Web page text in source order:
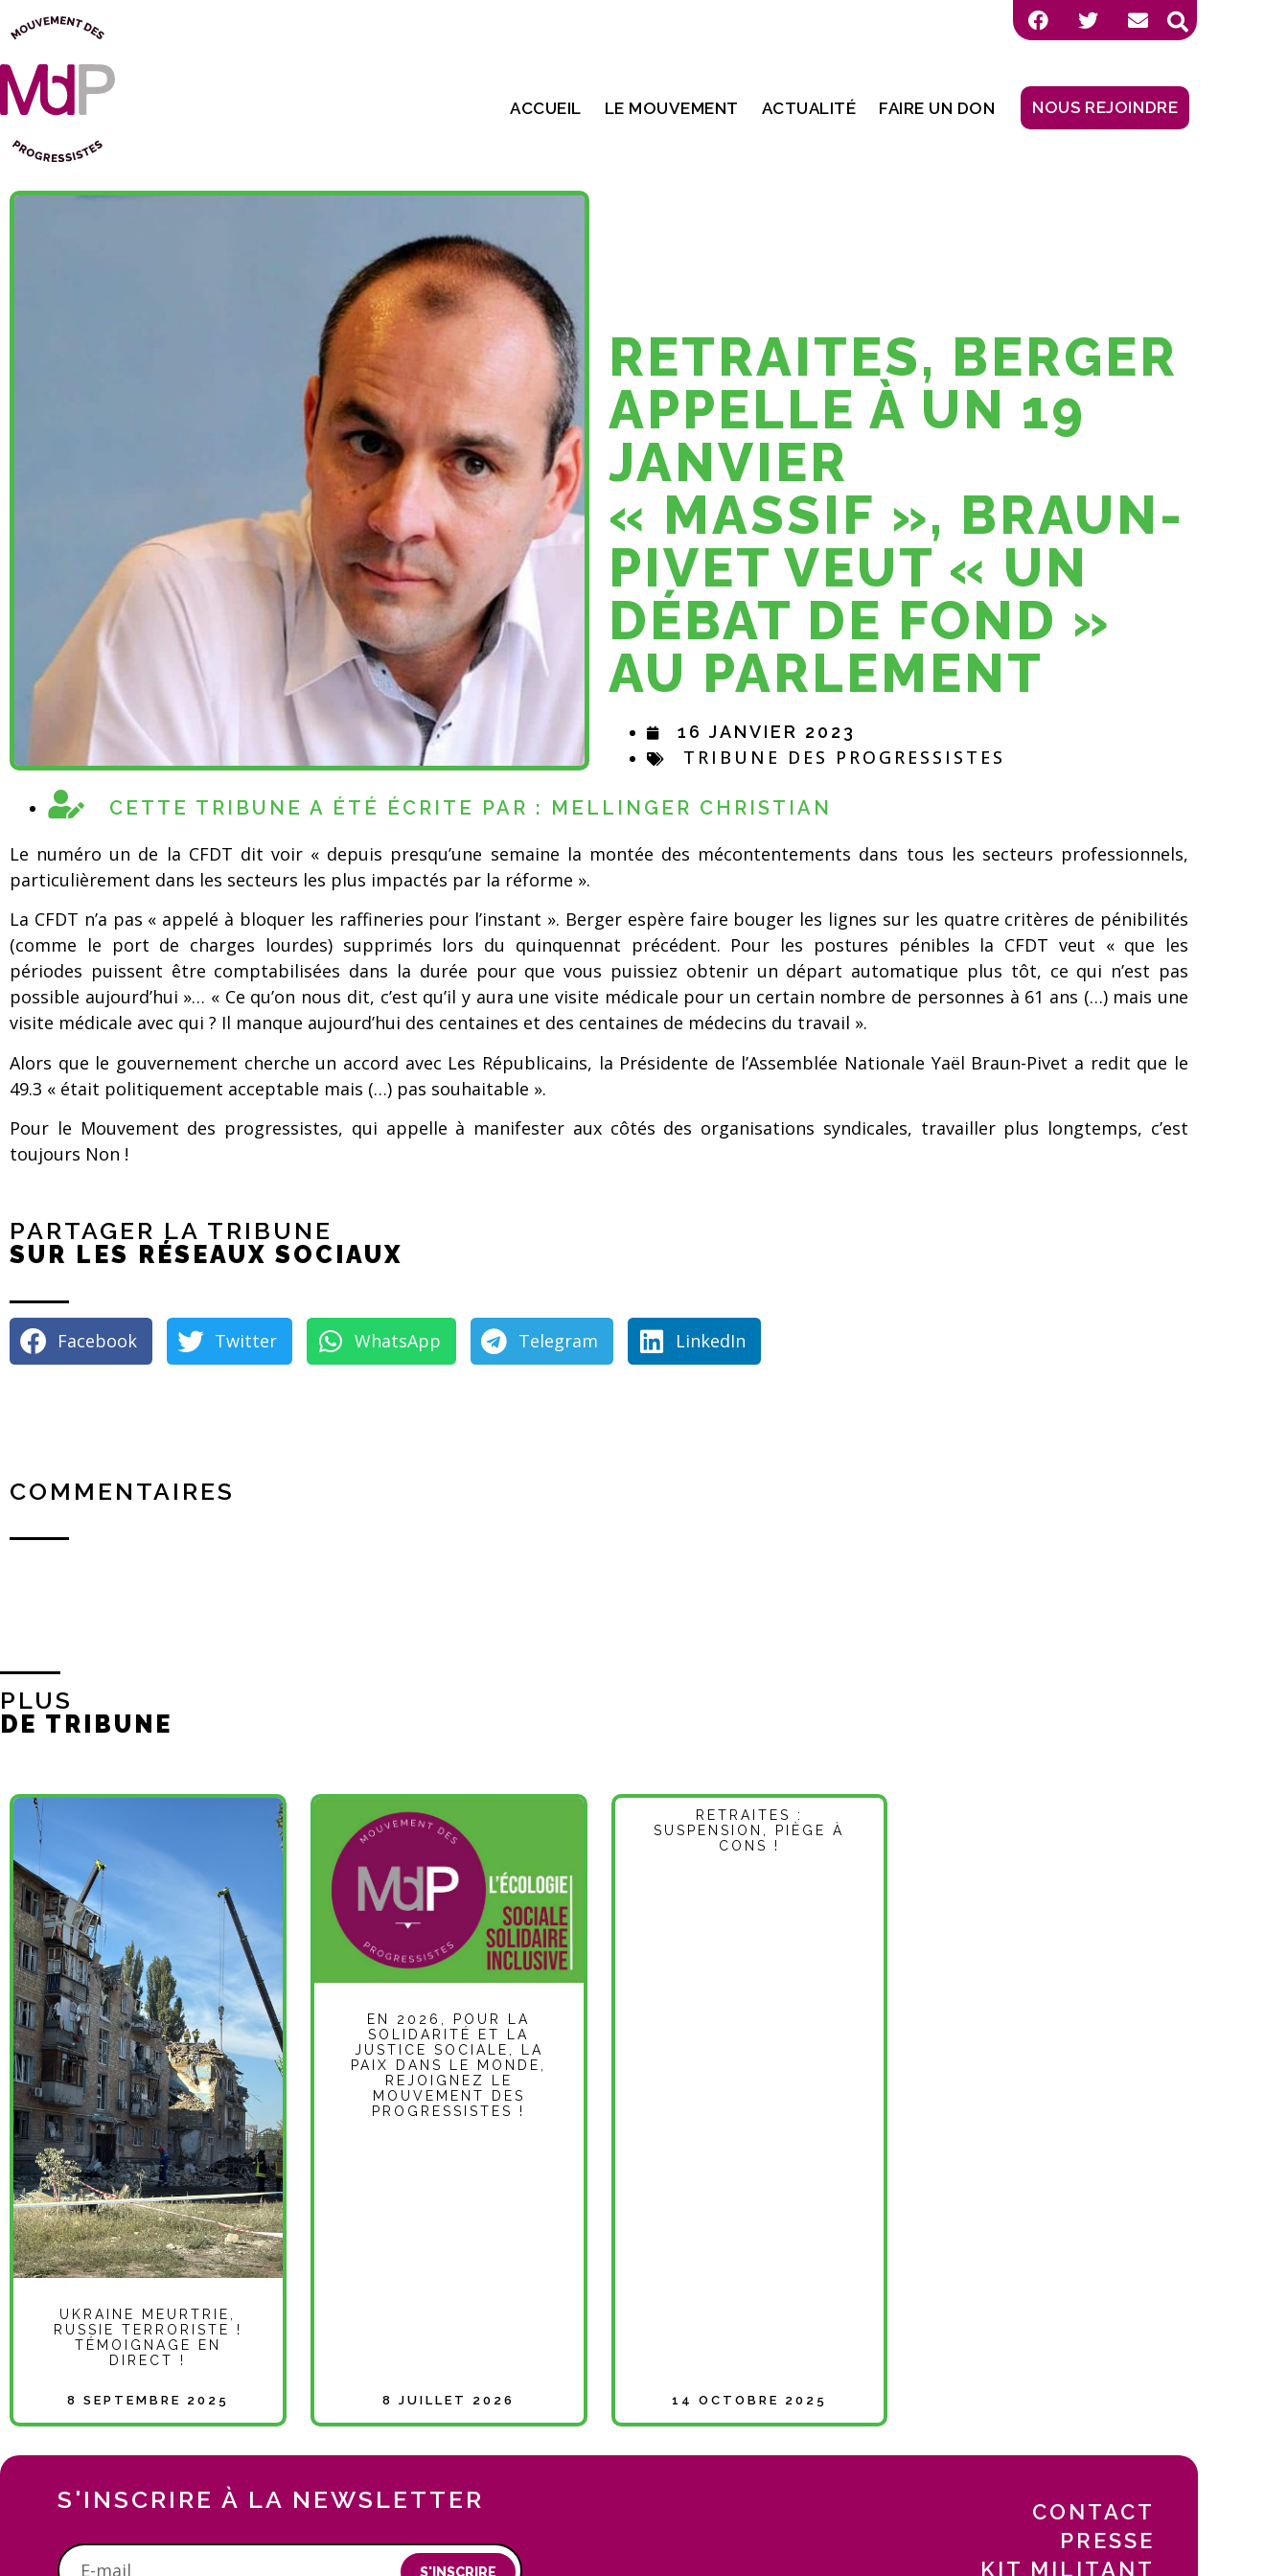
ACCUEIL LE MOUVEMENT ACTUALITÉ FAIRE UN DON NOUS REJOINDRE
RETRAITES, BERGER
APPELLE À UN 19
JANVIER
« MASSIF », BRAUN-
PIVET VEUT « UN
DÉBAT DE FOND »
AU PARLEMENT
16 JANVIER 2023
TRIBUNE DES PROGRESSISTES
CETTE TRIBUNE A ÉTÉ ÉCRITE PAR : MELLINGER CHRISTIAN
Le numéro un de la CFDT dit voir « depuis presqu’une semaine la montée des mécontentements dans tous les secteurs professionnels,
particulièrement dans les secteurs les plus impactés par la réforme ».
La CFDT n’a pas « appelé à bloquer les raffineries pour l’instant ». Berger espère faire bouger les lignes sur les quatre critères de pénibilités
(comme le port de charges lourdes) supprimés lors du quinquennat précédent. Pour les postures pénibles la CFDT veut « que les
périodes puissent être comptabilisées dans la durée pour que vous puissiez obtenir un départ automatique plus tôt, ce qui n’est pas
possible aujourd’hui »… « Ce qu’on nous dit, c’est qu’il y aura une visite médicale pour un certain nombre de personnes à 61 ans (…) mais une
visite médicale avec qui ? Il manque aujourd’hui des centaines et des centaines de médecins du travail ».
Alors que le gouvernement cherche un accord avec Les Républicains, la Présidente de l’Assemblée Nationale Yaël Braun-Pivet a redit que le
49.3 « était politiquement acceptable mais (…) pas souhaitable ».
Pour le Mouvement des progressistes, qui appelle à manifester aux côtés des organisations syndicales, travailler plus longtemps, c’est
toujours Non !
PARTAGER LA TRIBUNE
SUR LES RÉSEAUX SOCIAUX
Facebook Twitter WhatsApp Telegram LinkedIn
COMMENTAIRES
PLUS
DE TRIBUNE
UKRAINE MEURTRIE,
RUSSIE TERRORISTE !
TÉMOIGNAGE EN
DIRECT !
8 SEPTEMBRE 2025
EN 2026, POUR LA
SOLIDARITÉ ET LA
JUSTICE SOCIALE, LA
PAIX DANS LE MONDE,
REJOIGNEZ LE
MOUVEMENT DES
PROGRESSISTES !
8 JUILLET 2026
RETRAITES :
SUSPENSION, PIÈGE À
CONS !
14 OCTOBRE 2025
S'INSCRIRE À LA NEWSLETTER
S'INSCRIRE
CONTACT
PRESSE
KIT MILITANT